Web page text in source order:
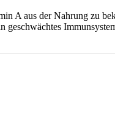
A aus der Nahrung zu
geschwächtes